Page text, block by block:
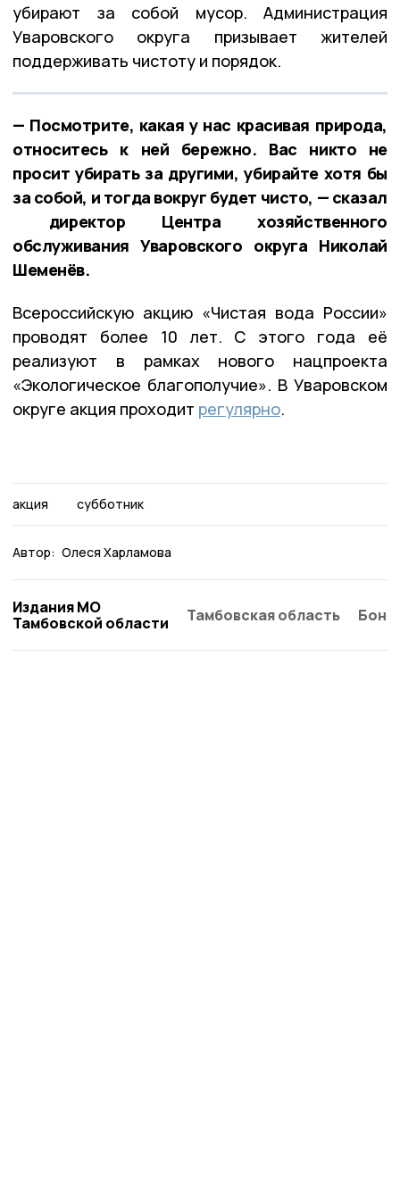
убирают за собой мусор. Администрация
Уваровского округа призывает жителей
поддерживать чистоту и порядок.
— Посмотрите, какая у нас красивая природа,
относитесь к ней бережно. Вас никто не
просит убирать за другими, убирайте хотя бы
за собой, и тогда вокруг будет чисто, — сказал
директор Центра хозяйственного
обслуживания Уваровского округа Николай
Шеменёв.
Всероссийскую акцию «Чистая вода России»
проводят более 10 лет. С этого года её
реализуют в рамках нового нацпроекта
«Экологическое благополучие». В Уваровском
округе акция проходит регулярно.
акция субботник
Автор: Олеся Харламова
Издания МО
Тамбовской области
Тамбовская область